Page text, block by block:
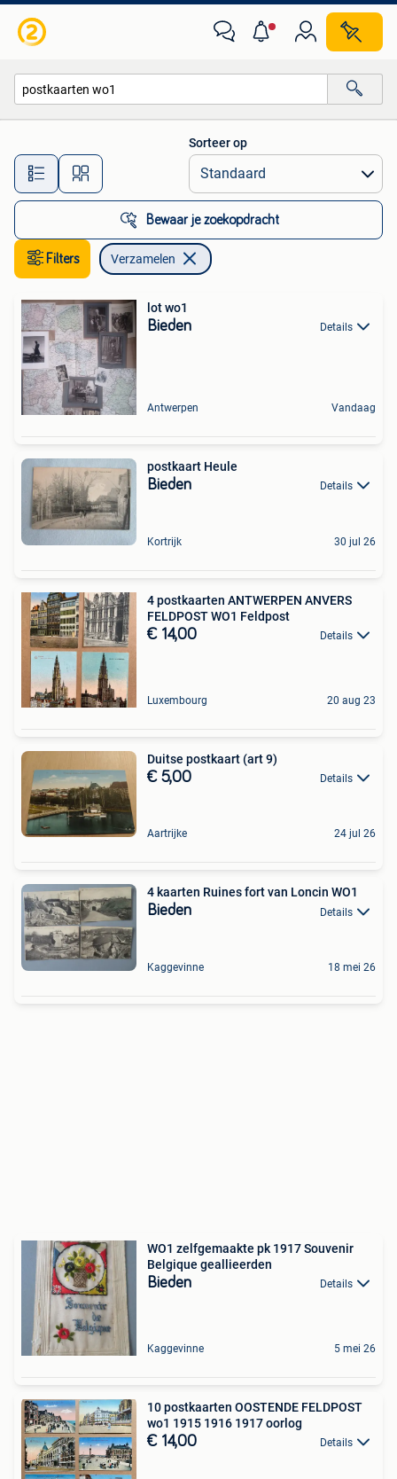
Alle afstanden…
Sorteer op
Bewaar je zoekopdracht
Filters Verzamelen
lot wo1
Bieden Details
Antwerpen Vandaag
postkaart Heule
Bieden Details
Kortrijk 30 jul 26
4 postkaarten ANTWERPEN ANVERS
FELDPOST WO1 Feldpost
€ 14,00 Details
Luxembourg 20 aug 23
Duitse postkaart (art 9)
€ 5,00 Details
Aartrijke 24 jul 26
4 kaarten Ruines fort van Loncin WO1
Bieden Details
Kaggevinne 18 mei 26
WO1 zelfgemaakte pk 1917 Souvenir
Belgique geallieerden
Bieden Details
Kaggevinne 5 mei 26
10 postkaarten OOSTENDE FELDPOST
wo1 1915 1916 1917 oorlog
€ 14,00 Details